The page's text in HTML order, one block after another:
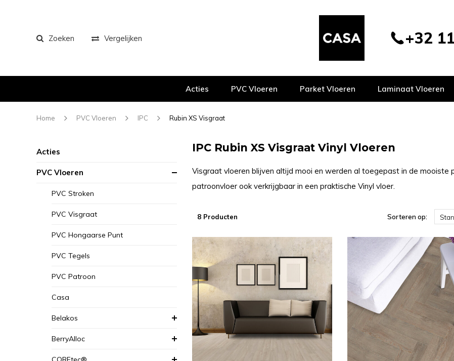
Zoeken Vergelijken +32
Acties PVC Vloeren Parket Vloeren Laminaat Vloeren
Home PVC Vloeren IPC Rubin XS Visgraat
Acties
PVC Vloeren
PVC Stroken
PVC Visgraat
PVC Hongaarse Punt
PVC Tegels
PVC Patroon
Casa
Belakos
BerryAlloc
IPC Rubin XS Visgraat Vinyl Vloeren
Visgraat vloeren blijven altijd mooi en werden al toegepast in de mooiste
patroonvloer ook verkrijgbaar in een praktische Vinyl vloer.
8 Producten Sorteren op: